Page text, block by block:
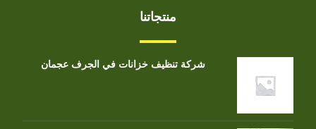
منتجاتنا
شركة تنظيف خزانات في الجرف عجمان